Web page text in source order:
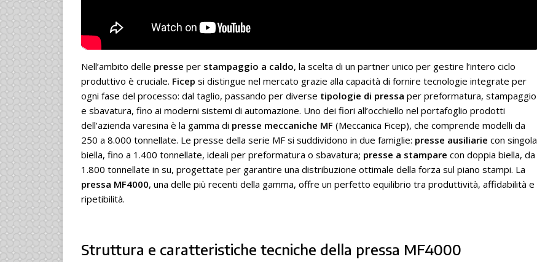
Nell’ambito delle presse per stampaggio a caldo, la scelta di un partner unico per gestire l’intero ciclo
produttivo è cruciale. Ficep si distingue nel mercato grazie alla capacità di fornire tecnologie integrate per
ogni fase del processo: dal taglio, passando per diverse tipologie di pressa per preformatura, stampaggio
e sbavatura, fino ai moderni sistemi di automazione. Uno dei fiori all’occhiello nel portafoglio prodotti
dell’azienda varesina è la gamma di presse meccaniche MF (Meccanica Ficep), che comprende modelli da
250 a 8.000 tonnellate. Le presse della serie MF si suddividono in due famiglie: presse ausiliarie con singola
biella, fino a 1.400 tonnellate, ideali per preformatura o sbavatura; presse a stampare con doppia biella, da
1.800 tonnellate in su, progettate per garantire una distribuzione ottimale della forza sul piano stampi. La
pressa MF4000, una delle più recenti della gamma, offre un perfetto equilibrio tra produttività, affidabilità e
ripetibilità.
Struttura e caratteristiche tecniche della pressa MF4000